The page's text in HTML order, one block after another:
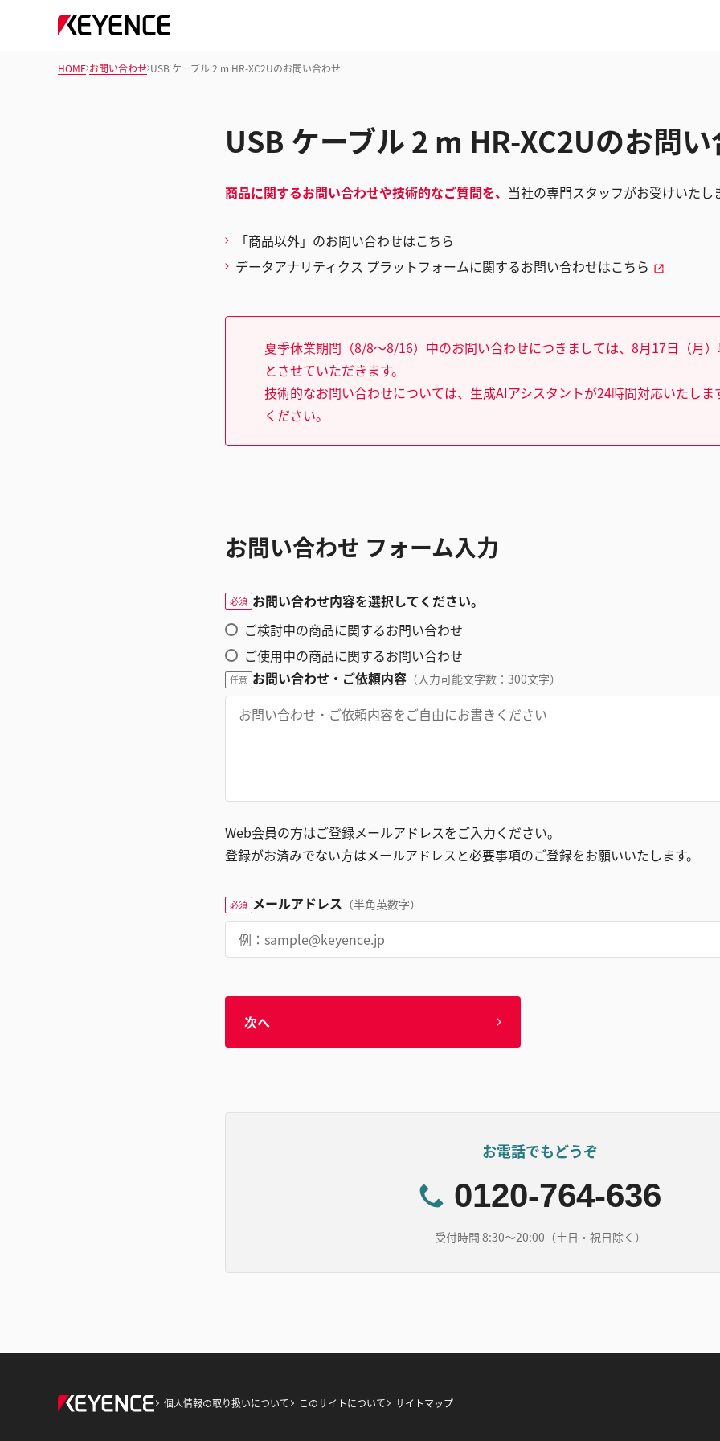
HOME お問い合わせ USB ケーブル 2 m HR-XC2Uのお問い合わせ
USB ケーブル 2 m HR-XC2Uのお問
商品に関するお問い合わせや技術的なご質問を、 当社の専門スタッフがお受けいたし
「商品以外」のお問い合わせはこちら
データアナリティクス プラットフォームに関するお問い合わせはこちら
夏季休業期間（8/8～8/16）中のお問い合わせにつきましては、8月17日（月
とさせていただきます。
技術的なお問い合わせについては、生成AIアシスタントが24時間対応いたしま
ください。
お問い合わせ フォーム入力
必須 お問い合わせ内容を選択してください。
ご検討中の商品に関するお問い合わせ
ご使用中の商品に関するお問い合わせ
任意 お問い合わせ・ご依頼内容 （入力可能文字数：300文字）
Web会員の方はご登録メールアドレスをご入力ください。
登録がお済みでない方はメールアドレスと必要事項のご登録をお願いいたします。
必須 メールアドレス （半角英数字）
次へ
お電話でもどうぞ
0120-764-636
受付時間 8:30～20:00（土日・祝日除く）
個人情報の取り扱いについて このサイトについて サイトマップ